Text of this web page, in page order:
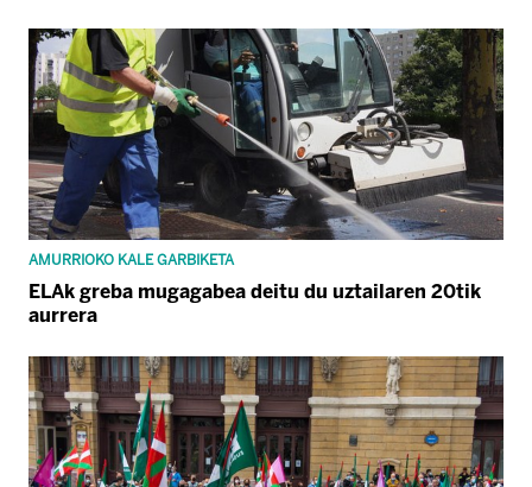
AMURRIOKO KALE GARBIKETA
ELAk greba mugagabea deitu du uztailaren 20tik
aurrera